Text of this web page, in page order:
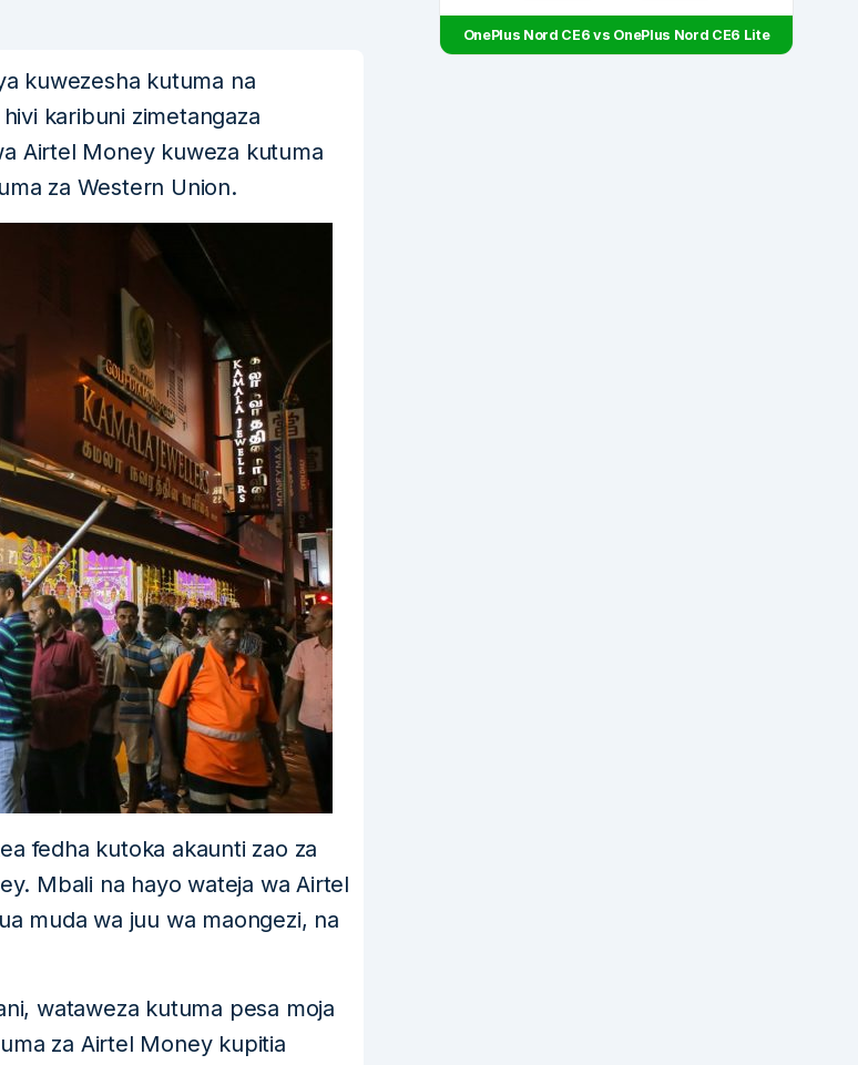
kuwezesha kutuma na
karibuni zimetangaza
Airtel Money kuweza kutuma
za Western Union.
fedha kutoka akaunti zao za
Mbali na hayo wateja wa Airtel
muda wa juu wa maongezi, na
wataweza kutuma pesa moja
za Airtel Money kupitia
OnePlus Nord CE6 vs OnePlus Nord CE6 Lite